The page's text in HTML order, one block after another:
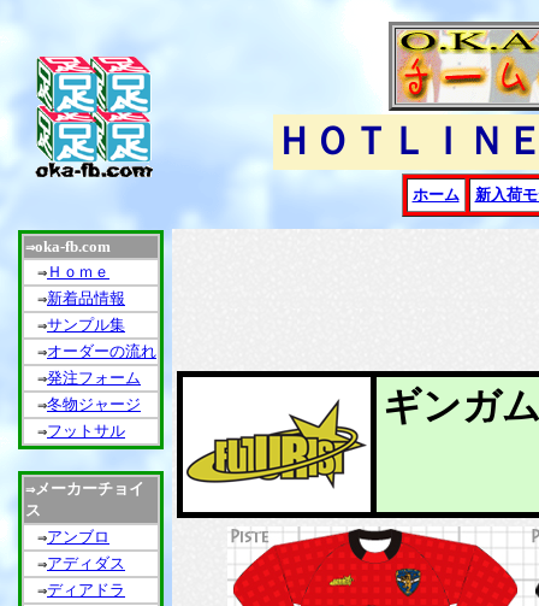
ＨＯＴＬＩＮ
ホーム 新入荷
⇒oka-fb.com
⇒ Ｈｏｍｅ
⇒新着品情報
⇒サンプル集
⇒オーダーの流れ
⇒発注フォーム
⇒冬物ジャージ
⇒フットサル
⇒メーカーチョイ
ス
⇒アンブロ
⇒アディダス
⇒ディアドラ
ギンガ